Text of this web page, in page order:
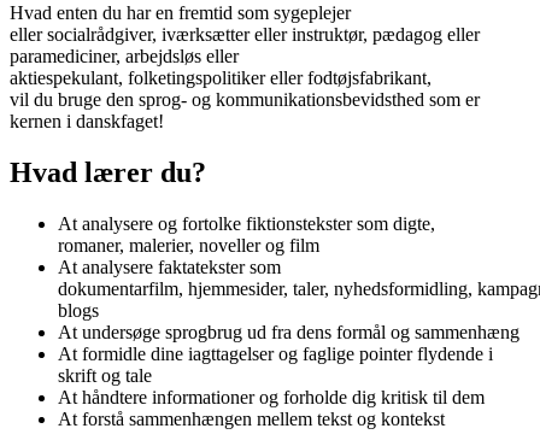
Hvad enten du har en fremtid som sygeplejer
eller socialrådgiver, iværksætter eller instruktør, pædagog eller
paramediciner, arbejdsløs eller
aktiespekulant, folketingspolitiker eller fodtøjsfabrikant,
vil du bruge den sprog- og kommunikationsbevidsthed som er
kernen i danskfaget!
Hvad lærer du?
At analysere og fortolke fiktionstekster som digte,
romaner, malerier, noveller og film
At analysere faktatekster som
dokumentarfilm, hjemmesider, taler, nyhedsformidling,
blogs
At undersøge sprogbrug ud fra dens formål og sammenhæng
At formidle dine iagttagelser og faglige pointer flydende i
skrift og tale
At håndtere informationer og forholde dig kritisk til dem
At forstå sammenhængen mellem tekst og kontekst